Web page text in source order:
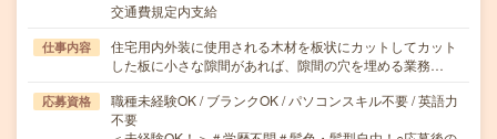
交通費規定内支給
仕事内容
住宅用内外装に使用される木材を板状にカットしてカット
した板に小さな隙間があれば、隙間の穴を埋める業務…
応募資格
職種未経験OK / ブランクOK / パソコンスキル不要 / 英語力
不要